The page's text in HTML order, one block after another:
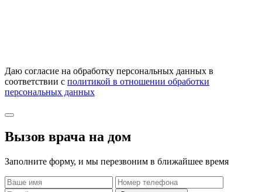
Даю согласие на обработку персональных данных в
соответствии с политикой в отношении обработки
персональных данных
Вызов врача на дом
Заполните форму, и мы перезвоним в ближайшее время